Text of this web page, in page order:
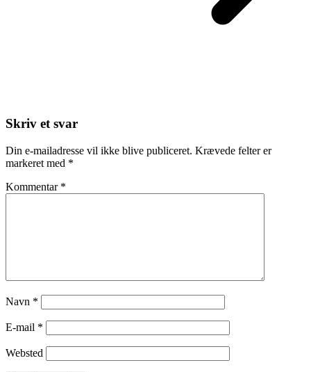
Skriv et svar
Din e-mailadresse vil ikke blive publiceret. Krævede felter er
markeret med *
Kommentar *
Navn *
E-mail *
Websted